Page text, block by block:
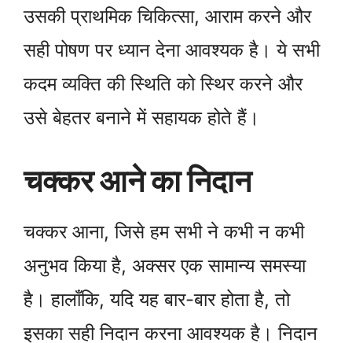
उसकी प्राथमिक चिकित्सा, आराम करने और
सही पोषण पर ध्यान देना आवश्यक है। ये सभी
कदम व्यक्ति की स्थिति को स्थिर करने और
उसे बेहतर बनाने में सहायक होते हैं।
चक्कर आने का निदान
चक्कर आना, जिसे हम सभी ने कभी न कभी
अनुभव किया है, अक्सर एक सामान्य समस्या
है। हालाँकि, यदि यह बार-बार होता है, तो
इसका सही निदान करना आवश्यक है। निदान